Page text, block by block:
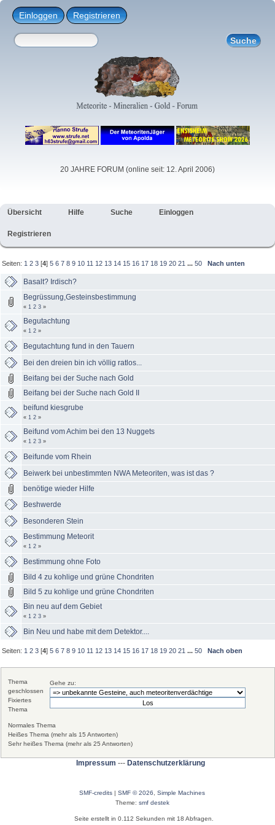
Einloggen Registrieren
20 JAHRE FORUM (online seit: 12. April 2006)
Übersicht Hilfe Suche Einloggen
Registrieren
Seiten: 1 2 3 [4]5 6 7 8 9 10 11 12 13 14 15 16 17 18 19 20 21 ...50 Nach unten
Basalt? Irdisch?
Begrüssung,Gesteinsbestimmung
« 1 2 3 »
Begutachtung
« 1 2 »
Begutachtung fund in den Tauern
Bei den dreien bin ich völlig ratlos...
Beifang bei der Suche nach Gold
Beifang bei der Suche nach Gold II
beifund kiesgrube
« 1 2 »
Beifund vom Achim bei den 13 Nuggets
« 1 2 3 »
Beifunde vom Rhein
Beiwerk bei unbestimmten NWA Meteoriten, was ist das ?
benötige wieder Hilfe
Beshwerde
Besonderen Stein
Bestimmung Meteorit
« 1 2 »
Bestimmung ohne Foto
Bild 4 zu kohlige und grüne Chondriten
Bild 5 zu kohlige und grüne Chondriten
Bin neu auf dem Gebiet
« 1 2 3 »
Bin Neu und habe mit dem Detektor....
Seiten: 1 2 3 [4]5 6 7 8 9 10 11 12 13 14 15 16 17 18 19 20 21 ...50 Nach oben
Gehe zu:
Normales Thema
Heißes Thema (mehr als 15 Antworten)
Sehr heißes Thema (mehr als 25 Antworten)
Thema
geschlossen
Fixiertes
Thema
Impressum --- Datenschutzerklärung
SMF-credits | SMF © 2026
Simple Machines
Theme: smf destek
Seite erstellt in 0.112 Sekunden mit 18 Abfragen.